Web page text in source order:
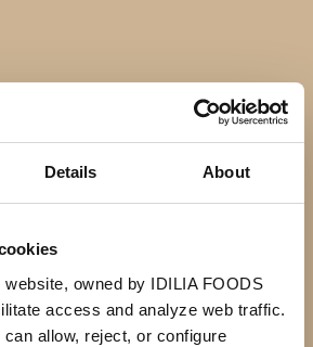
Details About
owned by IDILIA FOODS
access and analyze web traffic.
allow, reject, or configure